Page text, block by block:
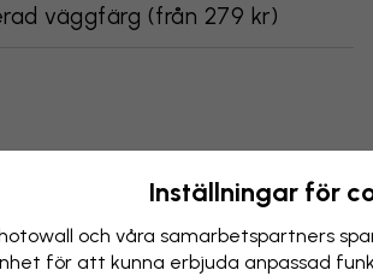
väggfärg (från 279 kr)
Inställningar för
och våra samarbets­partners
för att kunna erbjuda anpassad